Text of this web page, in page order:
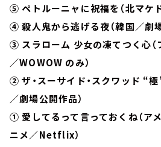
⑤ ペトルーニャに祝福を（北マケ
④ 殺人鬼から逃げる夜（韓国／劇
③ スラローム 少女の凍てつく心（
／WOWOW のみ）
② ザ・スーサイド・スクワッド “極
／劇場公開作品）
① 愛してるって言っておくね（ア
ニメ／Netflix）